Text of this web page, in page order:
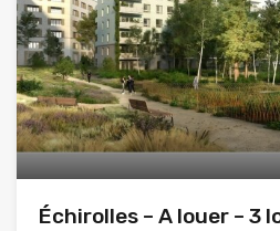
Échirolles – A louer – 3